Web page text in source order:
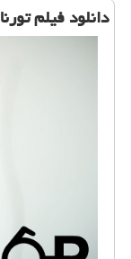
دانلود فیلم تورنا2 با كیفیت بالا و لینك مستقیم